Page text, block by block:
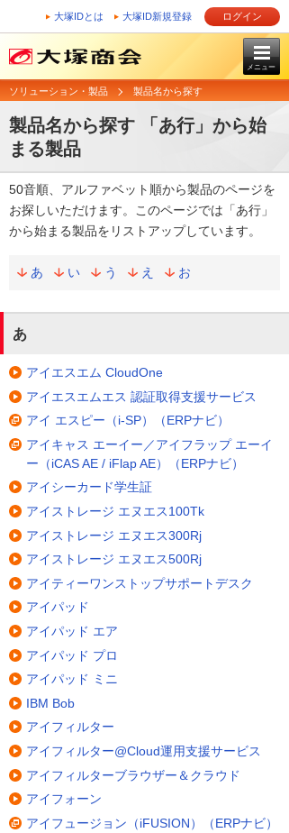
大塚IDとは 大塚ID新規登録 ログイン
メニュー
ソリューション・製品 製品名から探す
製品名から探す 「あ行」から始
まる製品
50音順、アルファベット順から製品のページを
お探しいただけます。このページでは「あ行」
から始まる製品をリストアップしています。
あ い う え お
あ
アイエスエム CloudOne
アイエスエムエス 認証取得支援サービス
アイ エスピー（i-SP）（ERPナビ）
アイキャス エーイー／アイフラップ エーイ
ー（iCAS AE / iFlap AE）（ERPナビ）
アイシーカード学生証
アイストレージ エヌエス100Tk
アイストレージ エヌエス300Rj
アイストレージ エヌエス500Rj
アイティーワンストップサポートデスク
アイパッド
アイパッド エア
アイパッド プロ
アイパッド ミニ
IBM Bob
アイフィルター
アイフィルター@Cloud運用支援サービス
アイフィルターブラウザー＆クラウド
アイフォーン
アイフュージョン（iFUSION）（ERPナビ）